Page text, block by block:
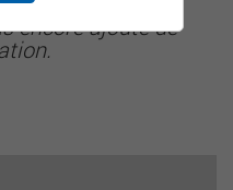
encore ajouté de